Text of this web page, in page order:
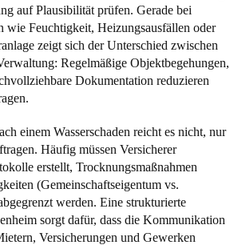
auf Plausibilität prüfen. Gerade bei
wie Feuchtigkeit, Heizungsausfällen oder
zeigt sich der Unterschied zwischen
Regelmäßige Objektbegehungen,
Dokumentation reduzieren
einem Wasserschaden reicht es nicht, nur
Häufig müssen Versicherer
erstellt, Trocknungsmaßnahmen
(Gemeinschaftseigentum vs.
werden. Eine strukturierte
sorgt dafür, dass die Kommunikation
Versicherungen und Gewerken